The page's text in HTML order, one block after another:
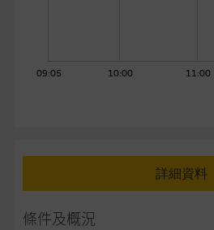
09:05 10:00 11:00
詳細資料
條件及概況